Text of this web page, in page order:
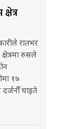
रातभर
रुसले
१७
घाइते